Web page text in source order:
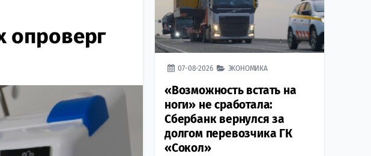
опроверг
07-08-2026 ЭКОНОМИКА
«Возможность встать на
ноги» не сработала:
Сбербанк вернулся за
долгом перевозчика ГК
«Сокол»